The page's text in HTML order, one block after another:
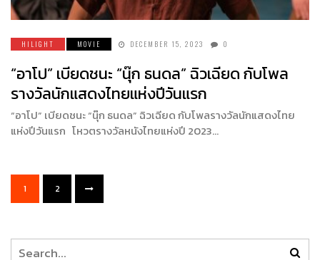
HILIGHT MOVIE DECEMBER 15, 2023 0
“อาโป” เบียดชนะ “นุ๊ก ธนดล” ฉิวเฉียด กับโพล
รางวัลนักแสดงไทยแห่งปีวันแรก
“อาโป” เบียดชนะ “นุ๊ก ธนดล” ฉิวเฉียด กับโพลรางวัลนักแสดงไทย
แห่งปีวันแรก โหวตรางวัลหนังไทยแห่งปี 2023…
1 2